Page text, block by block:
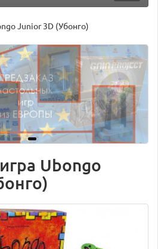
Junior 3D (Убонго)
Ubongo